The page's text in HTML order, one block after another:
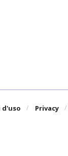
d'uso Privacy